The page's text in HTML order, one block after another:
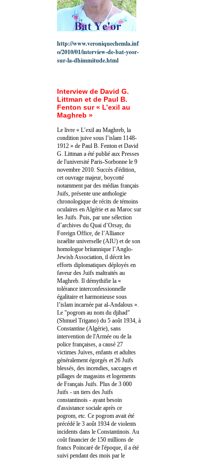
http://www.veroniquechemla.inf
o/2010/01/interview-de-bat-yeor-
sur-la-dhimmitude.html
Interview de David G.
Littman et de Paul B.
Fenton sur « L’exil au
Maghreb »
Le livre « L’exil au Maghreb, la
condition juive sous l’islam 1148-
1912 » de Paul B. Fenton et David
G. Littman a été publié aux Presses
de l'université Paris-Sorbonne le 9
novembre 2010. Succès d'édition,
cet ouvrage majeur, boycotté
notamment par des médias français
Juifs, présente une anthologie
chronologique de récits de témoins
oculaires en Algérie et au Maroc sur
les Juifs. Puis, par une sélection
d’archives du Quai d’Orsay, du
Foreign Office, de l’Alliance
israélite universelle (AIU) et de son
homologue britannique l’Anglo-
Jewish Association, il décrit les
efforts diplomatiques déployés en
faveur des Juifs maltraités au
Maghreb. Il démythifie la «
tolérance interconfessionnelle
égalitaire et harmonieuse sous
l’islam incarnée par al-Andalous ».
Le "pogrom au nom du djihad"
(Shmuel Trigano) du 5 août 1934, à
Constantine (Algérie), sans
intervention de l'Armée ou de la
police françaises, a causé 27
victimes Juives, enfants et adultes
généralement égorgés et 26 Juifs
blessés, des incendies, saccages et
pillages de magasins et logements
de Français Juifs. Plus de 3 000
Juifs - un tiers des Juifs
constantinois - ayant besoin
d'assistance sociale après ce
pogrom, etc. Ce pogrom avait été
précédé le 3 août 1934 de violents
incidents dans le Constantinois. Au
coût financier de 150 millions de
francs Poincaré de l'époque, il a été
suivi pendant des mois par le